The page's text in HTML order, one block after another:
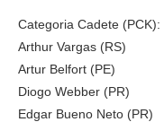
Categoria Cadete (PCK):
Arthur Vargas (RS)
Artur Belfort (PE)
Diogo Webber (PR)
Edgar Bueno Neto (PR)